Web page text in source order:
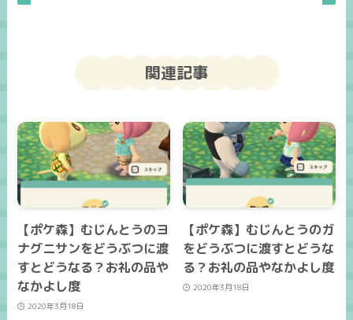
関連記事
【ポケ森】むじんとうのヨ
ナグニサンをどうぶつに渡
すとどうなる？お礼の品や
なかよし度
2020年3月18日
【ポケ森】むじんとうのガ
をどうぶつに渡すとどうな
る？お礼の品やなかよし度
2020年3月18日